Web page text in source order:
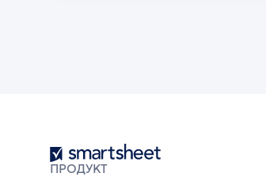
Smartsheet
ПРОДУКТ